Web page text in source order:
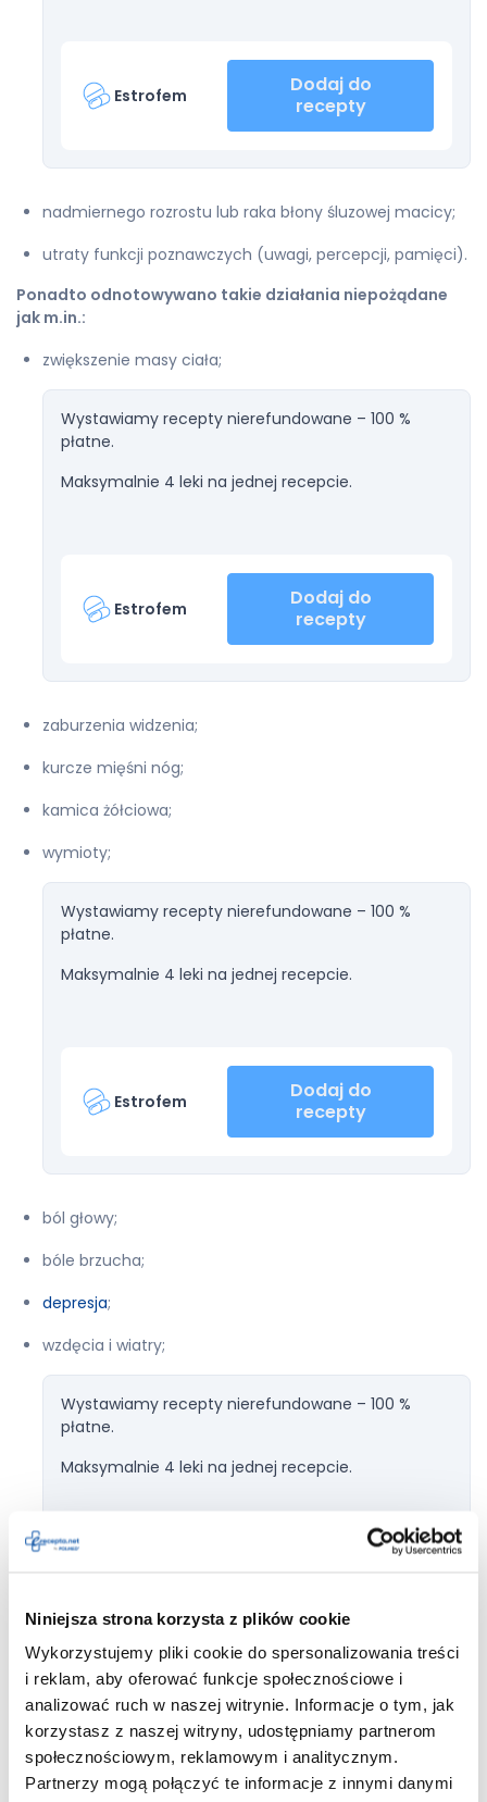
Niniejsza strona korzysta z plików cookie
Wykorzystujemy pliki cookie do spersonalizowania treści
i reklam, aby oferować funkcje społecznościowe i
analizować ruch w naszej witrynie. Informacje o tym, jak
korzystasz z naszej witryny, udostępniamy partnerom
społecznościowym, reklamowym i analitycznym.
Partnerzy mogą połączyć te informacje z innymi danymi
Estrofem
Dodaj do
recepty
nadmiernego rozrostu lub raka błony śluzowej macicy;
utraty funkcji poznawczych (uwagi, percepcji, pamięci).
Ponadto odnotowywano takie działania niepożądane
jak m.in.:
zwiększenie masy ciała;
Wystawiamy recepty nierefundowane – 100 %
płatne.
Maksymalnie 4 leki na jednej recepcie.
Estrofem
Dodaj do
recepty
zaburzenia widzenia;
kurcze mięśni nóg;
kamica żółciowa;
wymioty;
Wystawiamy recepty nierefundowane – 100 %
płatne.
Maksymalnie 4 leki na jednej recepcie.
Estrofem
Dodaj do
recepty
ból głowy;
bóle brzucha;
depresja;
wzdęcia i wiatry;
Wystawiamy recepty nierefundowane – 100 %
płatne.
Maksymalnie 4 leki na jednej recepcie.
zatorowość żylna;
nudności;
obrzęki obwodowe (zatrzymanie płynów);